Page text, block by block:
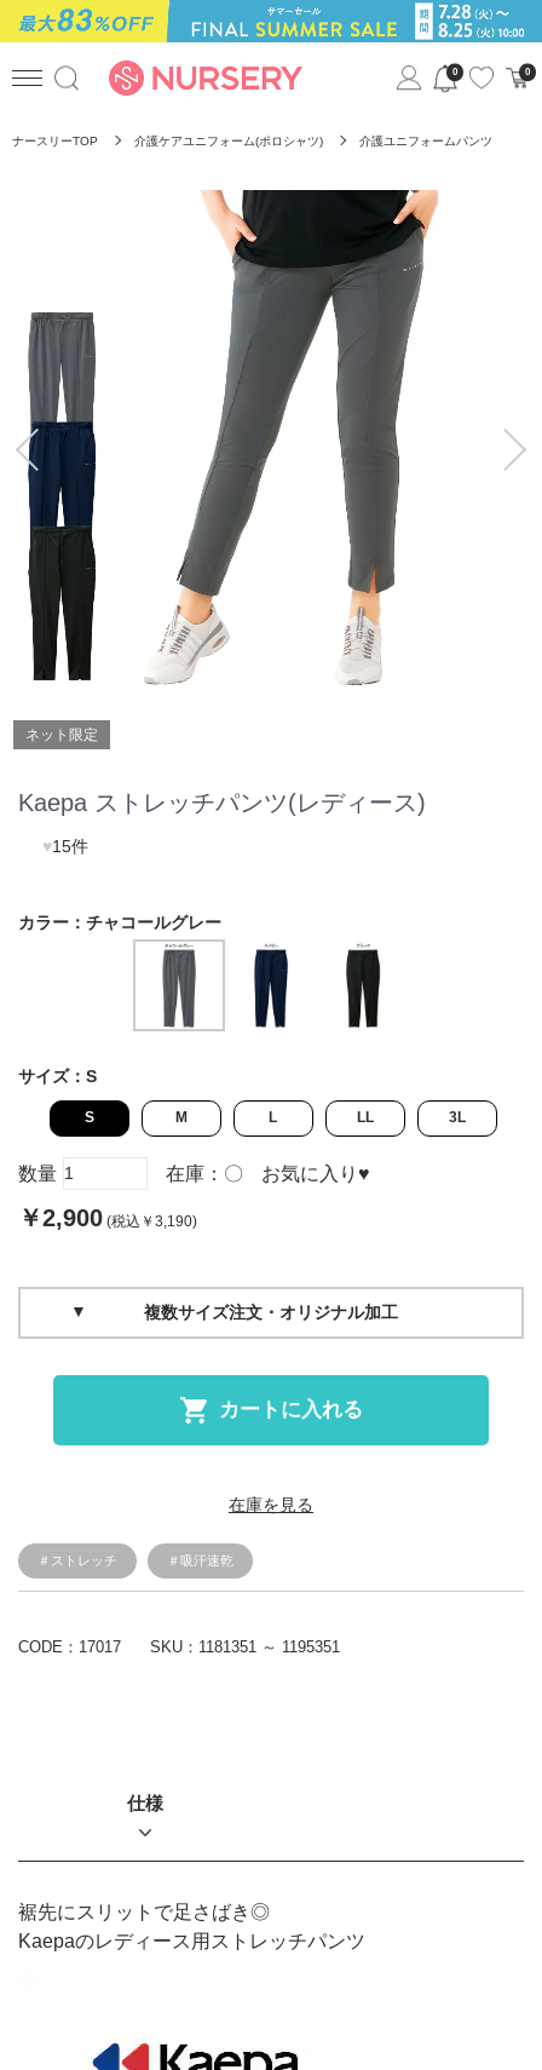
0 0
ナースリーTOP 介護ケアユニフォーム(ポロシャツ) 介護ユニフォームパンツ
ネット限定
Kaepa ストレッチパンツ(レディース)
♥15件
カラー： チャコールグレー
サイズ： S
S M L LL 3L
数量 在庫： 〇 お気に入り ♥
￥2,900 (税込￥3,190)
複数サイズ注文・オリジナル加工
カートに入れる
在庫を見る
＃ストレッチ ＃吸汗速乾
CODE：17017 SKU： 1181351 ～ 1195351
仕様
裾先にスリットで足さばき◎
Kaepaのレディース用ストレッチパンツ